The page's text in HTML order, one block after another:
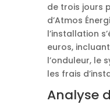
de trois jours
d’Atmos
l’installation
euros,
l’onduleur, le
les frais
Analyse